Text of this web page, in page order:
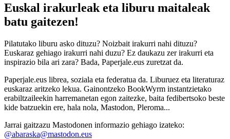
Euskal irakurleak eta liburu maitaleak
batu gaitezen!
Pilatutako liburu asko dituzu? Noizbait irakurri nahi dituzu?
Euskaraz gehiago irakurri nahi duzu? Ez daukazu zer irakurri eta
inspirazio bila ari zara? Bada, Paperjale.eus zuretzat da.
Paperjale.eus librea, soziala eta federatua da. Liburuez eta literaturaz
euskaraz aritzeko lekua. Gainontzeko BookWyrm instantzietako
erabiltzaileekin harremanetan egon zaitezke, baita fedibertsoko beste
kide batzuekin ere, hala nola, Mastodon, Pleroma...
Jarrai gaitzazu Mastodonen informazio gehiago izateko:
@abaraska@mastodon.eus